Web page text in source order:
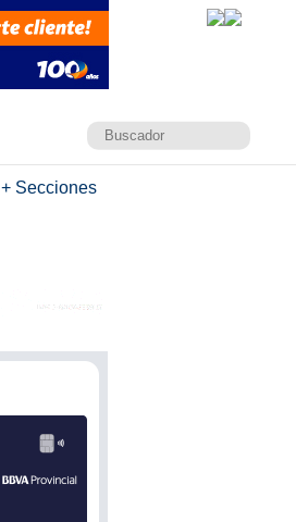
+ Secciones